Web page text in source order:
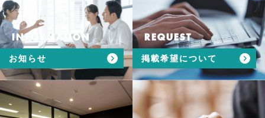
INFORMATION
お知らせ
REQUEST
掲載希望について